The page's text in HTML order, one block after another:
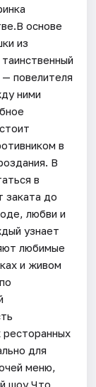
основе
из
повелителя
ними
в
В
в
заката до
любви и
узнает
любимые
и живом
ресторанных
для
меню,
шоу.Что